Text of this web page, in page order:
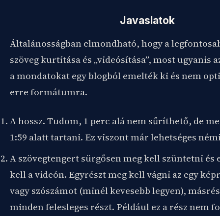
Javaslatok
Általánosságban elmondható, hogy a
szöveg kurtítása és „videósítása”, most ugyanis
a mondatokat egy blogból emelték ki és nem
erre formátumra.
A hossz. Tudom, 1 perc alá nem sűríthető, de
1:59 alatt tartani. Ez viszont már lehetséges
A szövegtengert sürgősen meg kell szüntetni és
kell a videón. Egyrészt meg kell vágni az egy
vagy szószámot (minél kevesebb legyen),
minden felesleges részt. Például ez a rész nem